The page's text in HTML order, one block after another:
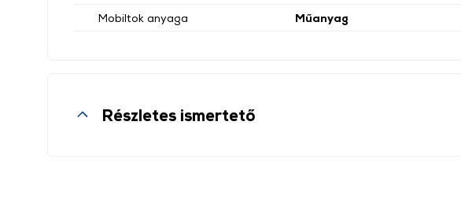
Mobiltok anyaga
Műanyag
Részletes ismertető